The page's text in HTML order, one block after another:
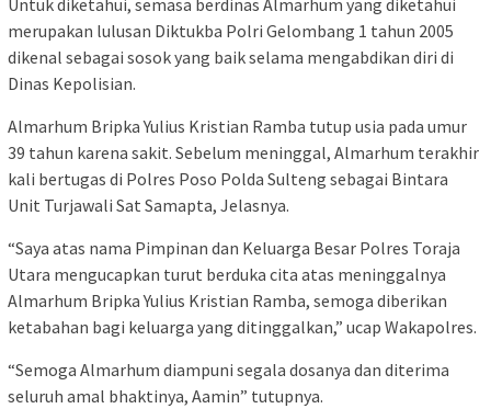
Untuk diketahui, semasa berdinas Almarhum yang diketahui
merupakan lulusan Diktukba Polri Gelombang 1 tahun 2005
dikenal sebagai sosok yang baik selama mengabdikan diri di
Dinas Kepolisian.
Almarhum Bripka Yulius Kristian Ramba tutup usia pada umur
39 tahun karena sakit. Sebelum meninggal, Almarhum terakhir
kali bertugas di Polres Poso Polda Sulteng sebagai Bintara
Unit Turjawali Sat Samapta, Jelasnya.
“Saya atas nama Pimpinan dan Keluarga Besar Polres Toraja
Utara mengucapkan turut berduka cita atas meninggalnya
Almarhum Bripka Yulius Kristian Ramba, semoga diberikan
ketabahan bagi keluarga yang ditinggalkan,” ucap Wakapolres.
“Semoga Almarhum diampuni segala dosanya dan diterima
seluruh amal bhaktinya, Aamin” tutupnya.